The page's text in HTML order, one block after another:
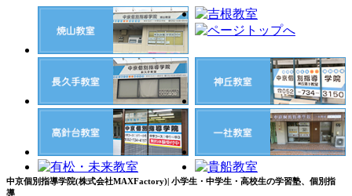
中京個別指導学院(株式会社MAXFactory)| 小学生・中学生・高校生の学習塾、個別指
導